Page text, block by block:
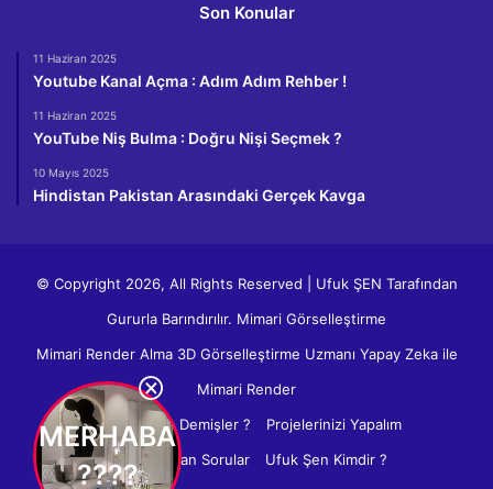
Son Konular
11 Haziran 2025
Youtube Kanal Açma : Adım Adım Rehber !
11 Haziran 2025
YouTube Niş Bulma : Doğru Nişi Seçmek ?
10 Mayıs 2025
Hindistan Pakistan Arasındaki Gerçek Kavga
© Copyright 2026, All Rights Reserved | Ufuk ŞEN Tarafından
Gururla Barındırılır. Mimari Görselleştirme
Mimari Render Alma 3D Görselleştirme Uzmanı Yapay Zeka ile
Mimari Render
İletişim
Ne Demişler ?
Projelerinizi Yapalım
Sıkça Sorulan Sorular
Ufuk Şen Kimdir ?
MERHABA
????